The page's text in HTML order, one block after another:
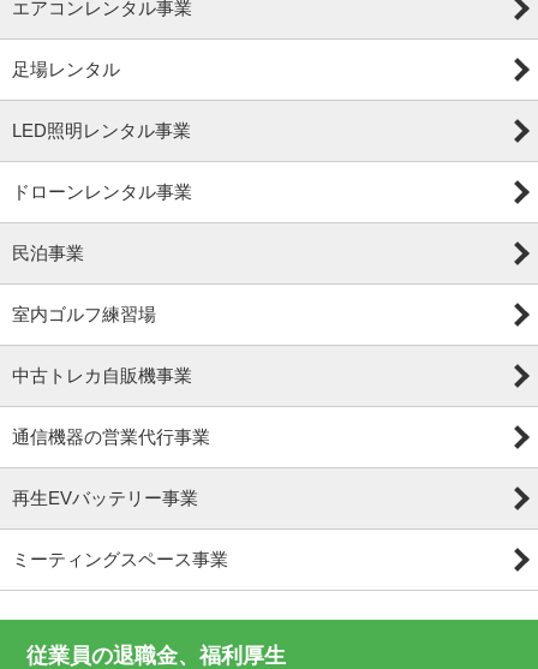
エアコンレンタル事業
足場レンタル
LED照明レンタル事業
ドローンレンタル事業
民泊事業
室内ゴルフ練習場
中古トレカ自販機事業
通信機器の営業代行事業
再生EVバッテリー事業
ミーティングスペース事業
従業員の退職金、福利厚生